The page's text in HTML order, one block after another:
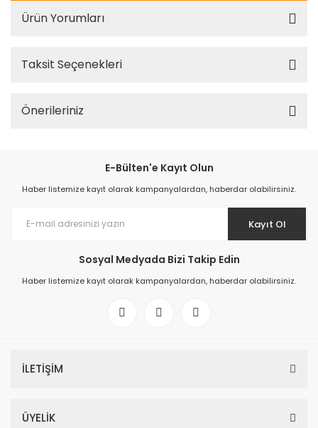
Ürün Yorumları
Taksit Seçenekleri
Önerileriniz
E-Bülten'e Kayıt Olun
Haber listemize kayıt olarak kampanyalardan, haberdar olabilirsiniz.
Kayıt Ol
Sosyal Medyada Bizi Takip Edin
Haber listemize kayıt olarak kampanyalardan, haberdar olabilirsiniz.
İLETİŞİM
ÜYELİK